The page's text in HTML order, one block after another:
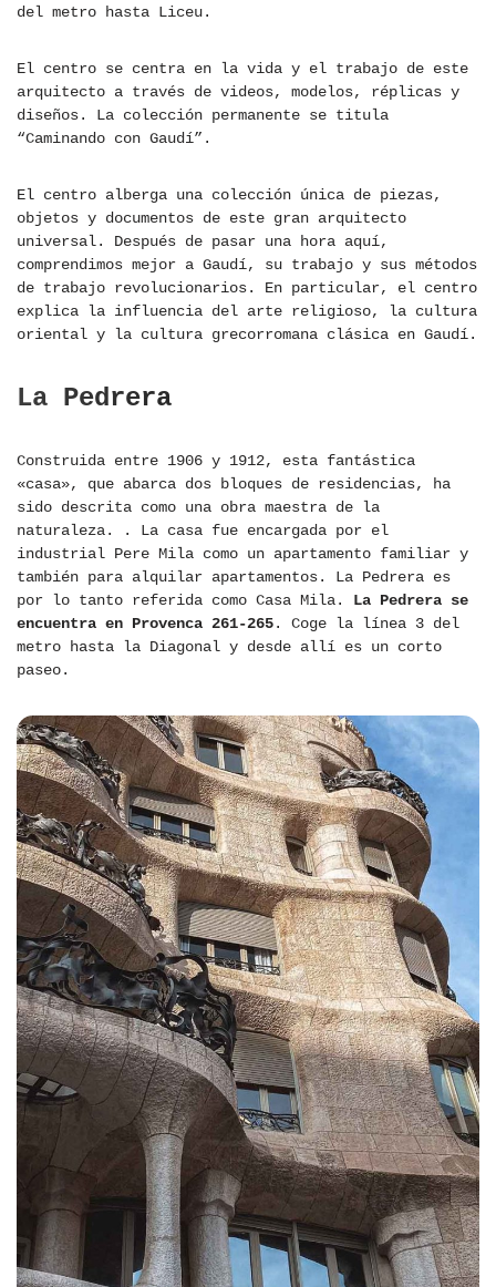
del metro hasta Liceu.
El centro se centra en la vida y el trabajo de este
arquitecto a través de videos, modelos, réplicas y
diseños. La colección permanente se titula
“Caminando con Gaudí”.
El centro alberga una colección única de piezas,
objetos y documentos de este gran arquitecto
universal. Después de pasar una hora aquí,
comprendimos mejor a Gaudí, su trabajo y sus métodos
de trabajo revolucionarios. En particular, el centro
explica la influencia del arte religioso, la cultura
oriental y la cultura grecorromana clásica en Gaudí.
La Pedrera
Construida entre 1906 y 1912, esta fantástica
«casa», que abarca dos bloques de residencias, ha
sido descrita como una obra maestra de la
naturaleza. . La casa fue encargada por el
industrial Pere Mila como un apartamento familiar y
también para alquilar apartamentos. La Pedrera es
por lo tanto referida como Casa Mila. La Pedrera se
encuentra en Provenca 261-265. Coge la línea 3 del
metro hasta la Diagonal y desde allí es un corto
paseo.